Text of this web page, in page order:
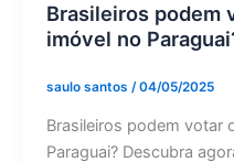
Brasileiros podem
imóvel no
saulo santos /04/05/2025
Brasileiros podem votar
Paraguai? Descubra